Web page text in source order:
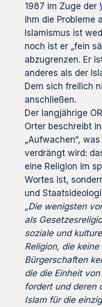
1987 im Zuge der
ihm die Probleme
Islamismus ist
noch ist er „fein
abzugrenzen. Er
anderes als der
Dem sich freilich
anschließen.
Der langjährige
Orter beschreibt
„Aufwachen“,
verdrängt wird:
eine Religion im
Wortes ist,
und
„Die wenigsten
als
soziale und
Religion, die
Bürgerschaften
die die Einheit
fordert und deren
Islam für die